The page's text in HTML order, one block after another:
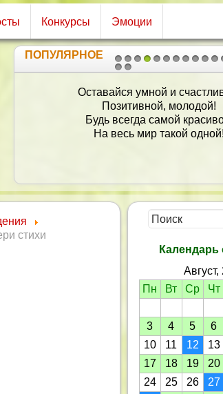
Конкурсы Эмоции
1 2
2021
ПОПУЛЯРНОЕ
Оставайся умной и
Позитивной, молодой!
Будь всегда самой
На весь мир такой одной!
стихи
Пн
Вт Ср Чт
3
4 5 6
10
11 12 13
17
18 19 20
24
25 26 27